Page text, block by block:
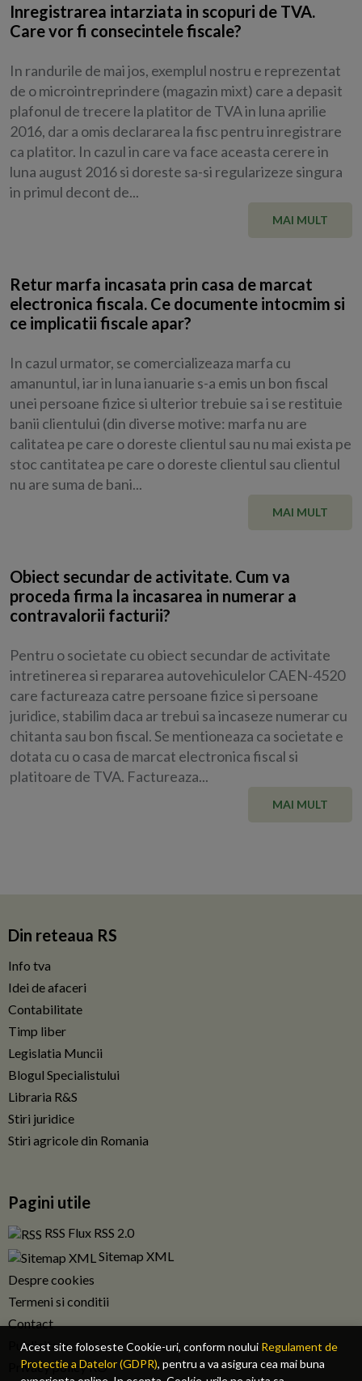
Acest site foloseste Cookie-uri, conform noului Regulament de
Protectie a Datelor (GDPR), pentru a va asigura cea mai buna
Inregistrarea intarziata in scopuri de TVA.
Care vor fi consecintele fiscale?
In randurile de mai jos, exemplul nostru e reprezentat
de o microintreprindere (magazin mixt) care a depasit
plafonul de trecere la platitor de TVA in luna aprilie
2016, dar a omis declararea la fisc pentru inregistrare
ca platitor. In cazul in care va face aceasta cerere in
luna august 2016 si doreste sa-si regularizeze singura
in primul decont de...
MAI MULT
Retur marfa incasata prin casa de marcat
electronica fiscala. Ce documente intocmim si
ce implicatii fiscale apar?
In cazul urmator, se comercializeaza marfa cu
amanuntul, iar in luna ianuarie s-a emis un bon fiscal
unei persoane fizice si ulterior trebuie sa i se restituie
banii clientului (din diverse motive: marfa nu are
calitatea pe care o doreste clientul sau nu mai exista pe
stoc cantitatea pe care o doreste clientul sau clientul
nu are suma de bani...
MAI MULT
Obiect secundar de activitate. Cum va
proceda firma la incasarea in numerar a
contravalorii facturii?
Pentru o societate cu obiect secundar de activitate
intretinerea si repararea autovehiculelor CAEN-4520
care factureaza catre persoane fizice si persoane
juridice, stabilim daca ar trebui sa incaseze numerar cu
chitanta sau bon fiscal. Se mentioneaza ca societate e
dotata cu o casa de marcat electronica fiscal si
platitoare de TVA. Factureaza...
MAI MULT
Din reteaua RS
Info tva
Idei de afaceri
Contabilitate
Timp liber
Legislatia Muncii
Blogul Specialistului
Libraria R&S
Stiri juridice
Stiri agricole din Romania
Pagini utile
RSS Flux RSS 2.0
Sitemap XML
Despre cookies
Termeni si conditii
Contact
Publicitate
Privacy policy RO